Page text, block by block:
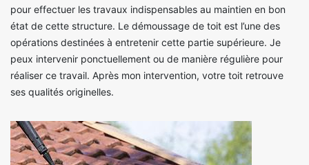
pour effectuer les travaux indispensables au maintien en bon
état de cette structure. Le démoussage de toit est l’une des
opérations destinées à entretenir cette partie supérieure. Je
peux intervenir ponctuellement ou de manière régulière pour
réaliser ce travail. Après mon intervention, votre toit retrouve
ses qualités originelles.